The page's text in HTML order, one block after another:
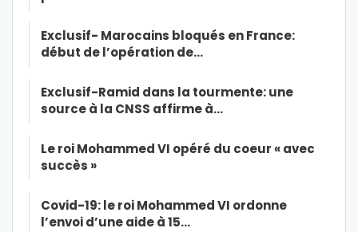
Exclusif- Marocains bloqués en France:
début de l’opération de…
Exclusif-Ramid dans la tourmente: une
source à la CNSS affirme à…
Le roi Mohammed VI opéré du coeur « avec
succès »
Covid-19: le roi Mohammed VI ordonne
l’envoi d’une aide à 15…